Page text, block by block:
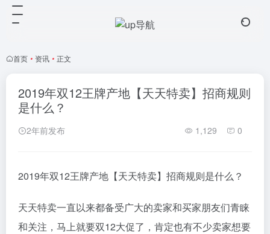
首页 • 资讯 • 正文
2019年双12王牌产地【天天特卖】招商规则
是什么？
2年前发布 1,129 0
2019年双12王牌产地【天天特卖】招商规则是什么？
天天特卖一直以来都备受广大的卖家和买家朋友们青睐
和关注，马上就要双12大促了，肯定也有不少卖家想要